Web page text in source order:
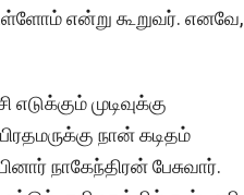
என்று கூறுவர். எனவே,
முடிவுக்கு
நான் கடிதம்
நாகேந்திரன் பேசுவார்.